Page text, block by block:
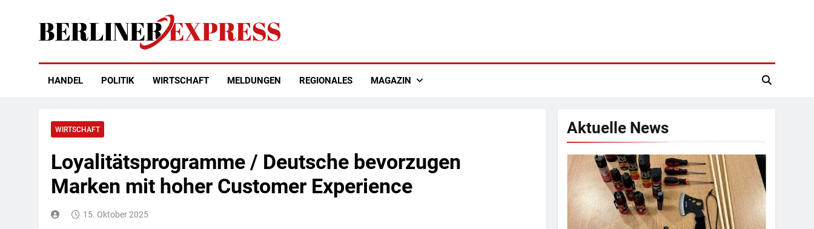
Berliner Express
HANDEL POLITIK WIRTSCHAFT MELDUNGEN REGIONALES MAGAZIN
WIRTSCHAFT
Loyalitätsprogramme / Deutsche bevorzugen
Marken mit hoher Customer Experience
15. Oktober 2025
Aktuelle News